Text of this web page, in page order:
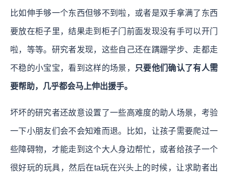
比如伸手够一个东西但够不到啦，或者是双手拿满了东西
要放在柜子里，结果走到柜子门前面发现没有手可以开门
啦，等等。研究者发现，这些自己还在蹒跚学步、走都走
不稳的小宝宝，看到这样的场景， 只要他们确认了有人需
要帮助，几乎都会马上伸出援手。
坏坏的研究者还故意设置了一些高难度的助人场景，考验
一下小朋友们会不会知难而退。比如，让孩子需要爬过一
些障碍物，才能走到这个大人身边帮忙，或者给孩子一个
很好玩的玩具，然后在ta玩在兴头上的时候，让求助者出